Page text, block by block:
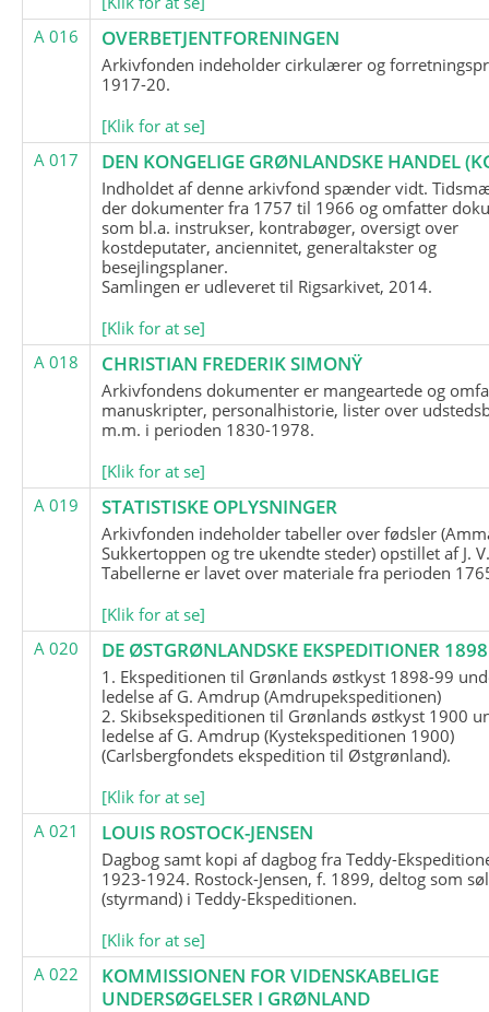
A 016
OVERBETJENTFORENINGEN
Arkivfonden indeholder cirkulærer og
1917-20.
[Klik for at se]
A 017
DEN KONGELIGE GRØNLANDSKE HANDEL
Indholdet af denne arkivfond spænder vidt.
der dokumenter fra 1757 til 1966 og omfatter
som bl.a. instrukser, kontrabøger, oversigt over
kostdeputater, anciennitet, generaltakster og
besejlingsplaner.
Samlingen er udleveret til Rigsarkivet, 2014.
[Klik for at se]
A 018
CHRISTIAN FREDERIK SIMONŸ
Arkivfondens dokumenter er mangeartede og
manuskripter, personalhistorie, lister over
m.m. i perioden 1830-1978.
[Klik for at se]
A 019
STATISTISKE OPLYSNINGER
Arkivfonden indeholder tabeller over fødsler
Sukkertoppen og tre ukendte steder) opstillet af J.
Tabellerne er lavet over materiale fra perioden
[Klik for at se]
A 020
DE ØSTGRØNLANDSKE EKSPEDITIONER
1. Ekspeditionen til Grønlands østkyst 1898-99
ledelse af G. Amdrup (Amdrupekspeditionen)
2. Skibsekspeditionen til Grønlands østkyst 1900
ledelse af G. Amdrup (Kystekspeditionen 1900)
(Carlsbergfondets ekspedition til Østgrønland).
[Klik for at se]
A 021
LOUIS ROSTOCK-JENSEN
Dagbog samt kopi af dagbog fra Teddy-
1923-1924. Rostock-Jensen, f. 1899, deltog som
(styrmand) i Teddy-Ekspeditionen.
[Klik for at se]
A 022
KOMMISSIONEN FOR VIDENSKABELIGE
UNDERSØGELSER I GRØNLAND